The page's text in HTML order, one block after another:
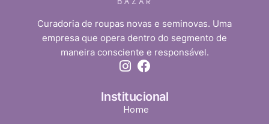
Curadoria de roupas novas e seminovas. Uma
empresa que opera dentro do segmento de
maneira consciente e responsável.
Institucional
Home